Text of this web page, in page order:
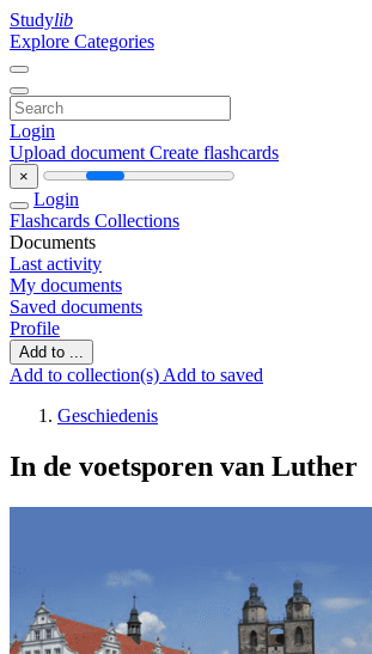
Studylib
Explore Categories
Login
Upload document Create flashcards
×
Login
Flashcards Collections
Documents
Last activity
My documents
Saved documents
Profile
Add to ...
Add to collection(s) Add to saved
Geschiedenis
In de voetsporen van Luther